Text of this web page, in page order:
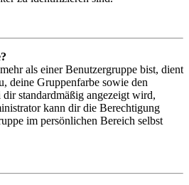
als einer Benutzergruppe bist, dient
deine Gruppenfarbe sowie den
standardmäßig angezeigt wird,
kann dir die Berechtigung
im persönlichen Bereich selbst